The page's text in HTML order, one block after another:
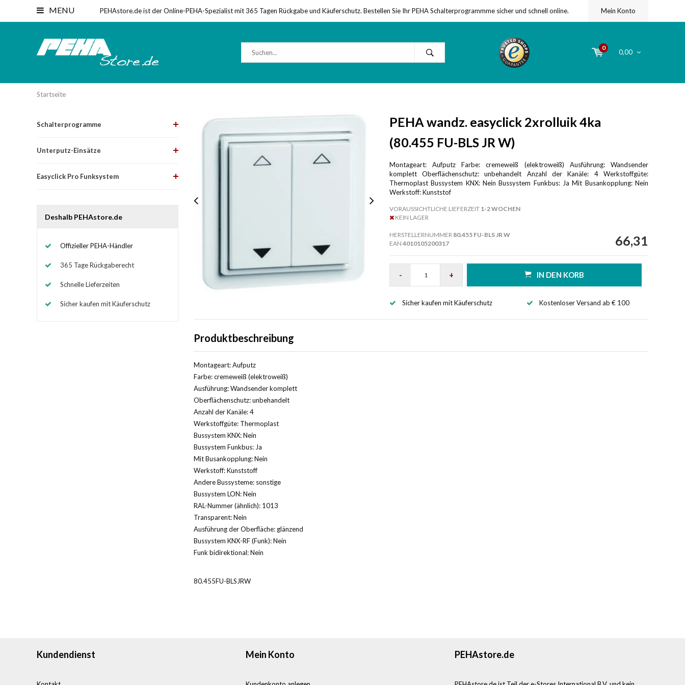
MENU PEHAstore.de ist der Online-PEHA-Spezialist mit 365 Tagen Rückgabe und Käuferschutz. Bestellen Sie Ihr PEHA Schalterprogrammme sicher und schnell online. Mein Konto
0
0,00
Startseite
Schalterprogramme
Unterputz-Einsätze
Easyclick Pro Funksystem
Deshalb PEHAstore.de
Offizieller PEHA-Händler
365 Tage Rückgaberecht
Schnelle Lieferzeiten
Sicher kaufen mit Käuferschutz
PEHA wandz. easyclick 2xrolluik 4ka
(80.455 FU-BLS JR W)
Montageart: Aufputz Farbe: cremeweiß (elektroweiß) Ausführung: Wandsender
komplett Oberflächenschutz: unbehandelt Anzahl der Kanäle: 4 Werkstoffgüte:
Thermoplast Bussystem KNX: Nein Bussystem Funkbus: Ja Mit Busankopplung: Nein
Werkstoff: Kunststof
VORAUSSICHTLICHE LIEFERZEIT1-2 WOCHEN
KEIN LAGER
HERSTELLERNUMMER 80.455 FU-BLS JR W
EAN 4010105200317 66,31
- + IN DEN KORB
Sicher kaufen mit Käuferschutz Kostenloser Versand ab € 100
Produktbeschreibung
Montageart: Aufputz
Farbe: cremeweiß (elektroweiß)
Ausführung: Wandsender komplett
Oberflächenschutz: unbehandelt
Anzahl der Kanäle: 4
Werkstoffgüte: Thermoplast
Bussystem KNX: Nein
Bussystem Funkbus: Ja
Mit Busankopplung: Nein
Werkstoff: Kunststoff
Andere Bussysteme: sonstige
Bussystem LON: Nein
RAL-Nummer (ähnlich): 1013
Transparent: Nein
Ausführung der Oberfläche: glänzend
Bussystem KNX-RF (Funk): Nein
Funk bidirektional: Nein
80.455FU-BLSJRW
Kundendienst Mein Konto PEHAstore.de